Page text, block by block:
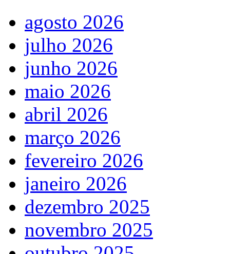
agosto 2026
julho 2026
junho 2026
maio 2026
abril 2026
março 2026
fevereiro 2026
janeiro 2026
dezembro 2025
novembro 2025